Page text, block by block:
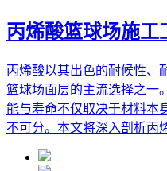
丙烯酸篮球场施工
丙烯酸以其出色的耐候性、
篮球场面层的主流选择之一
能与寿命不仅取决于材料本
不可分。本文将深入剖析丙